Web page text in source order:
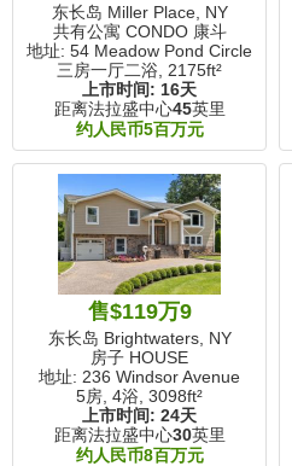
东长岛 Miller Place, NY
共有公寓 CONDO 康斗
地址: 54 Meadow Pond Circle
三房一厅二浴, 2175ft²
上市时间: 16天
距离法拉盛中心45英里
约人民币5百万元
售$119万9
东长岛 Brightwaters, NY
房子 HOUSE
地址: 236 Windsor Avenue
5房, 4浴, 3098ft²
上市时间: 24天
距离法拉盛中心30英里
约人民币8百万元